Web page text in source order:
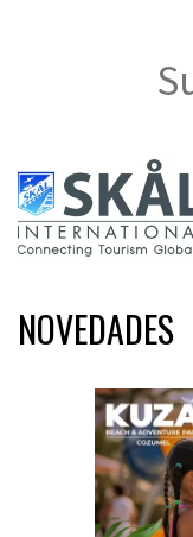
NOVEDADES